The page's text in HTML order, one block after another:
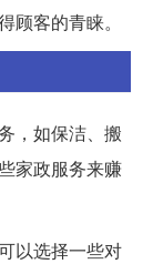
客的青睐。
，如保洁、搬
家政服务来赚
以选择一些对